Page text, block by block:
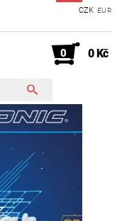
CZK EUR
0 0 Kč